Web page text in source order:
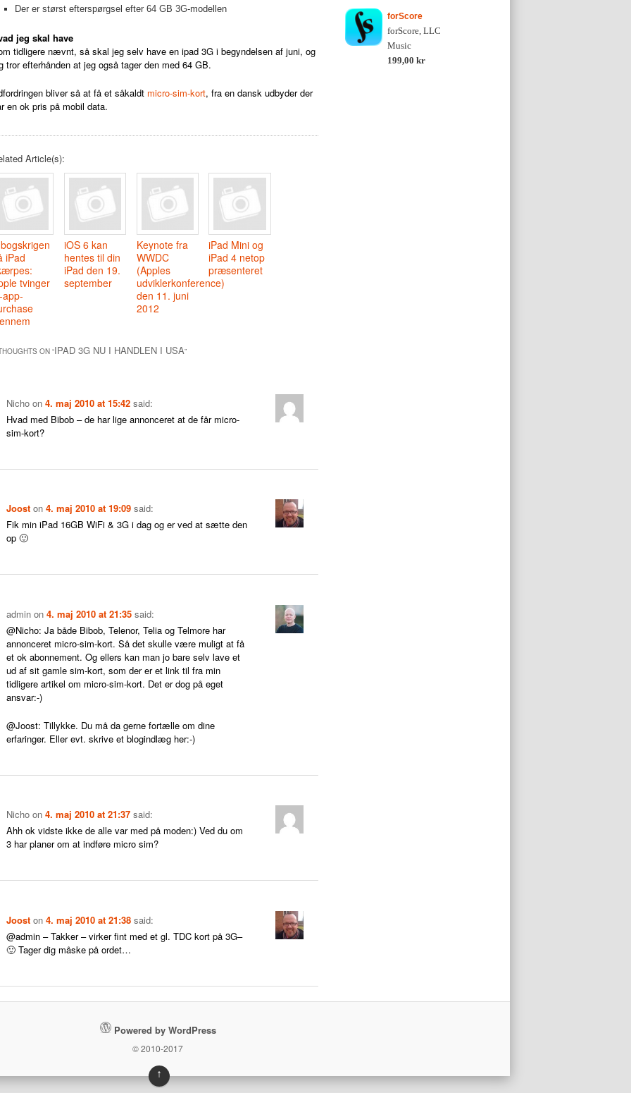
Der er størst efterspørgsel efter 64 GB 3G-modellen
jeg skal have
tidligere nævnt, så skal jeg selv have en ipad 3G i begyndelsen af juni, og
tror efterhånden at jeg også tager den med 64 GB.
bliver så at få et såkaldt micro-sim-kort, fra en dansk udbyder der
en ok pris på mobil data.
Article(s):
iPad
tvinger
app-
iOS 6 kan
hentes til din
iPad den 19.
september
Keynote fra
WWDC
(Apples
udviklerkonference)
den 11. juni
2012
iPad Mini og
iPad 4 netop
præsenteret
ON “IPAD 3G NU I HANDLEN I USA”
Nicho on4. maj 2010 at 15:42 said:
Hvad med Bibob – de har lige annonceret at de får micro-
sim-kort?
Joost on4. maj 2010 at 19:09 said:
Fik min iPad 16GB WiFi & 3G i dag og er ved at sætte den
op 🙂
admin on4. maj 2010 at 21:35 said:
@Nicho: Ja både Bibob, Telenor, Telia og Telmore har
annonceret micro-sim-kort. Så det skulle være muligt at få
et ok abonnement. Og ellers kan man jo bare selv lave et
ud af sit gamle sim-kort, som der er et link til fra min
tidligere artikel om micro-sim-kort. Det er dog på eget
ansvar:-)
@Joost: Tillykke. Du må da gerne fortælle om dine
erfaringer. Eller evt. skrive et blogindlæg her:-)
Nicho on4. maj 2010 at 21:37 said:
Ahh ok vidste ikke de alle var med på moden:) Ved du om
3 har planer om at indføre micro sim?
Joost on4. maj 2010 at 21:38 said:
@admin – Takker – virker fint med et gl. TDC kort på 3G–
🙂 Tager dig måske på ordet…
forScore
forScore, LLC
Music
199,00 kr
Powered by WordPress
© 2010-2017
↑